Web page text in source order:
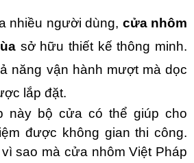
nhiều người dùng, cửa nhôm
sở hữu thiết kế thông minh.
năng vận hành mượt mà dọc
lắp đặt.
này bộ cửa có thể giúp cho
được không gian thi công.
sao mà cửa nhôm Việt Pháp